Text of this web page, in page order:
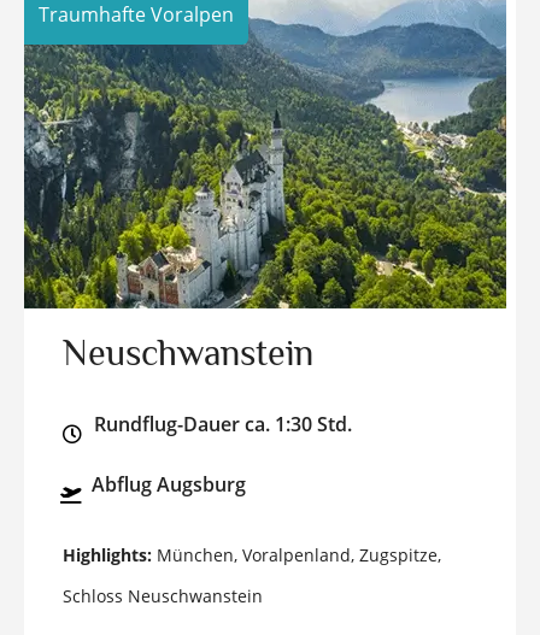
Traumhafte Voralpen
Neuschwanstein
Rundflug-Dauer ca. 1:30 Std.
Abflug Augsburg
Highlights: München, Voralpenland, Zugspitze,
Schloss Neuschwanstein